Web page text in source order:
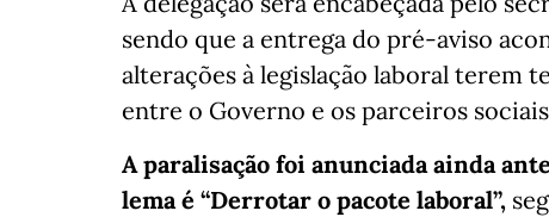
sendo que a entrega do pré-aviso
alterações à legislação laboral terem
entre o Governo e os parceiros
A paralisação foi anunciada ainda
lema é “Derrotar o pacote laboral”,